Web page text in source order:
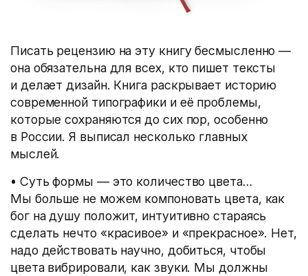
Писать рецензию на эту книгу бесмысленно —
она обязательна для всех, кто пишет тексты
и делает дизайн. Книга раскрывает историю
современной типографики и её проблемы,
которые сохраняются до сих пор, особенно
в России. Я выписал несколько главных
мыслей.
• Суть формы — это количество цвета…
Мы больше не можем компоновать цвета, как
бог на душу положит, интуитивно стараясь
сделать нечто «красивое» и «прекрасное». Нет,
надо действовать научно, добиться, чтобы
цвета вибрировали, как звуки. Мы должны